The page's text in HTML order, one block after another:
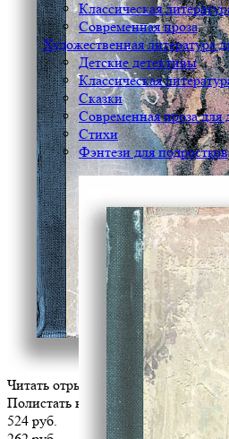
Классическая
Современная проза
Художественная литература
Детские детективы
Классическая
Сказки
Современная проза для
Стихи
Фэнтези для подростков
Читать отрывок
Полистать книгу
524 руб.